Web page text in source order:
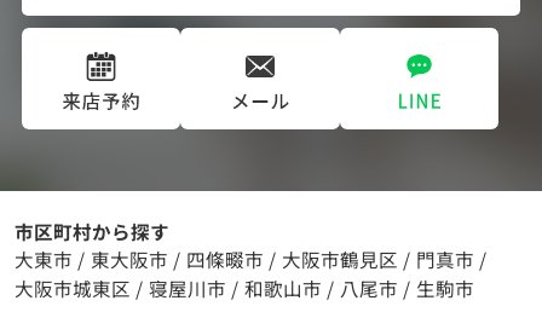
市区町村から探す
大東市 / 東大阪市 / 四條畷市 / 大阪市鶴見区 / 門真市 /
大阪市城東区 / 寝屋川市 / 和歌山市 / 八尾市 / 生駒市